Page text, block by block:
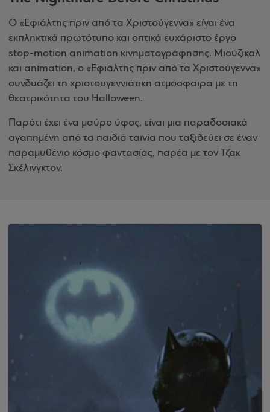
Ο «Εφιάλτης πριν από τα Χριστούγεννα» είναι ένα
εκπληκτικά πρωτότυπο και οπτικά ευχάριστο έργο
stop-motion animation κινηματογράφησης. Μιούζικαλ
και animation, ο «Εφιάλτης πριν από τα Χριστούγεννα»
συνδυάζει τη χριστουγεννιάτικη ατμόσφαιρα με τη
θεατρικότητα του Halloween.
Παρότι έχει ένα μαύρο ύφος, είναι μια παραδοσιακά
αγαπημένη από τα παιδιά ταινία που ταξιδεύει σε έναν
παραμυθένιο κόσμο φαντασίας, παρέα με τον Τζακ
Σκέλινγκτον.